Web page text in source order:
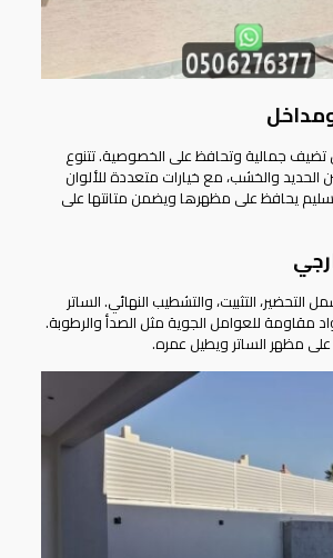
جمالية وتحافظ على الخصوصية. تتنوع
الحديد والخشب، مع خيارات متعددة للألوان
يحافظ على مظهرها ويضمن متانتها على
التثبيت، والتشطيب النهائي. الساتر
مقاومة للعوامل الجوية مثل الصدأ والرطوبة.
على مظهر الساتر ويطيل عمره.